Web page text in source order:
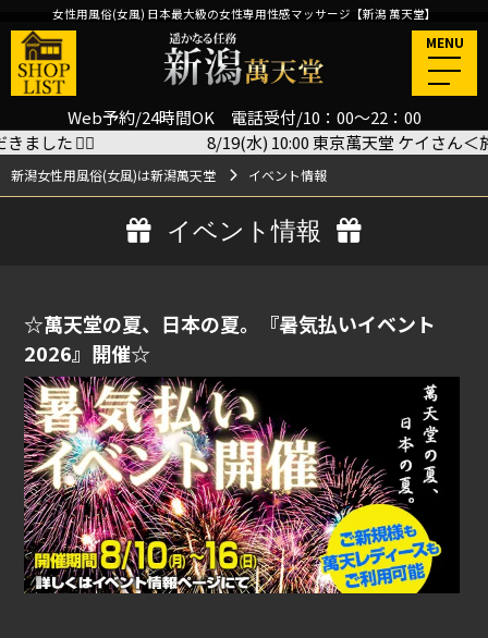
Web予約/24時間OK 電話受付/10：00～22：00
女性用風俗(女風) 日本最大級の女性専用性感マッサージ【新潟 萬天堂】
MENU
新潟女性用風俗(女風)は新潟萬天堂 イベント情報
8/19(水) 10:00 東京萬天堂 ケイさん＜施術コース
イベント情報
☆萬天堂の夏、日本の夏。『暑気払いイベント
2026』開催☆